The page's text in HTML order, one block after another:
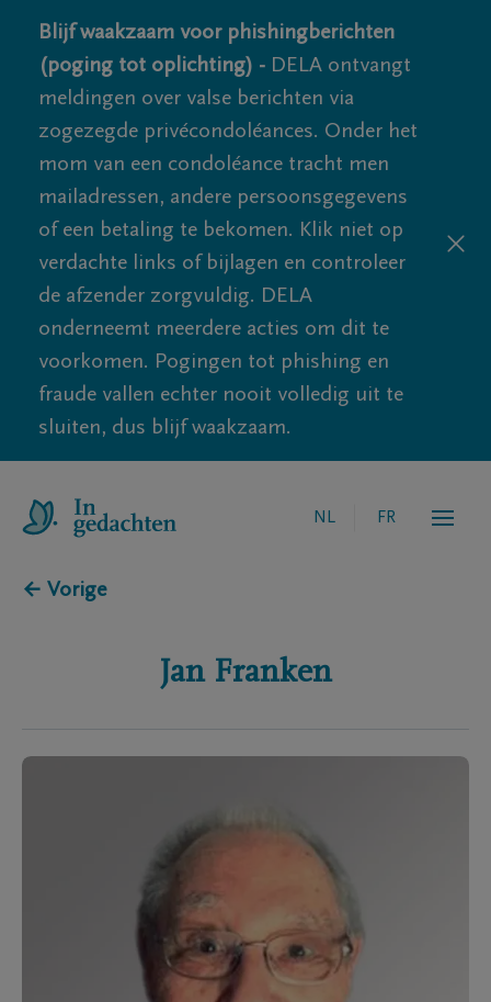
Blijf waakzaam voor phishingberichten
(poging tot oplichting) - DELA ontvangt
meldingen over valse berichten via
zogezegde privécondoléances. Onder het
mom van een condoléance tracht men
mailadressen, andere persoonsgegevens
of een betaling te bekomen. Klik niet op
verdachte links of bijlagen en controleer
de afzender zorgvuldig. DELA
onderneemt meerdere acties om dit te
voorkomen. Pogingen tot phishing en
fraude vallen echter nooit volledig uit te
sluiten, dus blijf waakzaam.
NL FR
← Vorige
Jan Franken